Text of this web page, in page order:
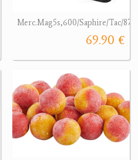
Merc.Mag5s,600/Saphire/Tac/
69.90 €